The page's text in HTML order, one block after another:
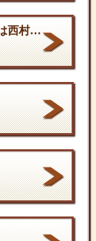
感謝！ 6周年！ 交通事故施術は西村ひでき接骨院